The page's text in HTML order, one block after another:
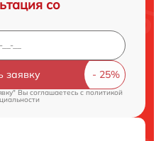
со
заявку
Вы соглашаетесь cполитикой